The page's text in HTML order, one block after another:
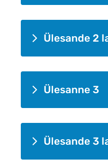
Ülesande 2
Ülesanne 3
Ülesande 3